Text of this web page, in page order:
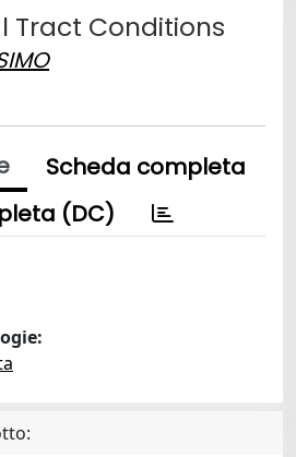
Tract Conditions
Scheda completa
(DC)